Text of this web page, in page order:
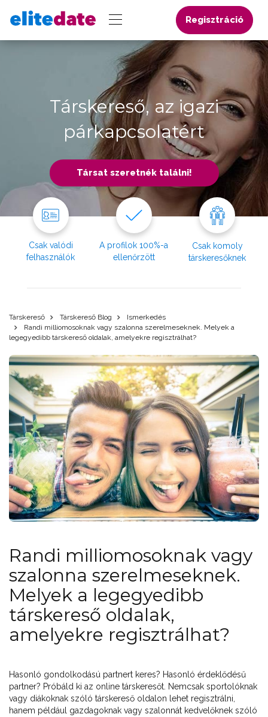
Regisztráció
Társkereső, az igazi
párkapcsolatért
Társat szeretnék találni!
Csak valódi
felhasználók
A profilok 100%-a
ellenőrzött
Csak komoly
társkeresőknek
Társkereső Társkereső Blog
Ismerkedés
Randi milliomosoknak vagy szalonna szerelmeseknek. Melyek a
legegyedibb társkereső oldalak, amelyekre regisztrálhat?
Randi milliomosoknak vagy
szalonna szerelmeseknek.
Melyek a legegyedibb
társkereső oldalak,
amelyekre regisztrálhat?
Hasonló gondolkodású partnert keres? Hasonló érdeklődésű
partner? Próbáld ki az online társkeresőt. Nemcsak sportolóknak
vagy diákoknak szóló társkereső oldalon lehet regisztrálni,
hanem például gazdagoknak vagy szalonnát kedvelőknek szóló